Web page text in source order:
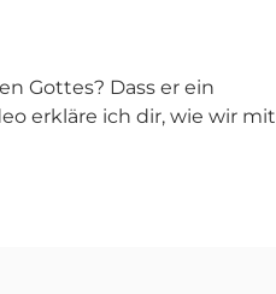
Gottes? Dass er ein
erkläre ich dir, wie wir mit